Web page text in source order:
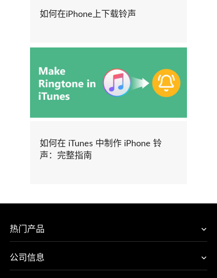
如何在iPhone上下载铃声
如何在 iTunes 中制作 iPhone 铃
声：完整指南
热门产品
公司信息